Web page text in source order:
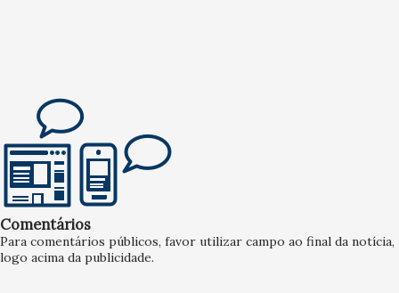
Comentários
Para comentários públicos, favor utilizar campo ao final da notícia,
logo acima da publicidade.